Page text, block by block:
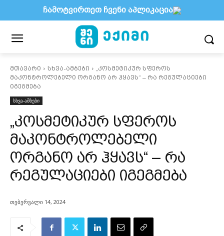
მთავარი სხვა-ამბები
„კოსმეტიკურ სფეროს
მაკონტროლებელი ორგანო არ ჰყავს“ – რა რეგულაციები
იგეგმება
სხვა-ამბები
„კოსმეტიკურ სფეროს
მაკონტროლებელი
ორგანო არ ჰყავს“ – რა
რეგულაციები იგეგმება
თებერვალი 14, 2024
ჩამოტვირთეთ ჩვენი აპლიკაცია